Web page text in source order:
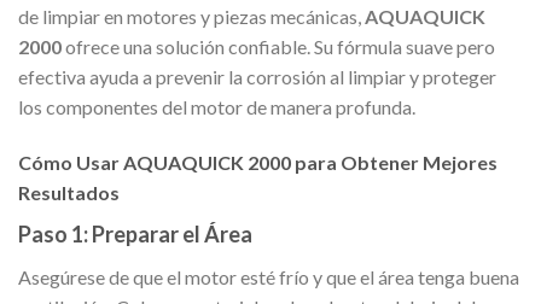
de limpiar en motores y piezas mecánicas,AQUAQUICK
2000ofrece una solución confiable. Su fórmula suave pero
efectiva ayuda a prevenir la corrosión al limpiar y proteger
los componentes del motor de manera profunda.
Cómo Usar AQUAQUICK 2000 para Obtener Mejores
Resultados
Paso 1: Preparar el Área
Asegúrese de que el motor esté frío y que el área tenga buena